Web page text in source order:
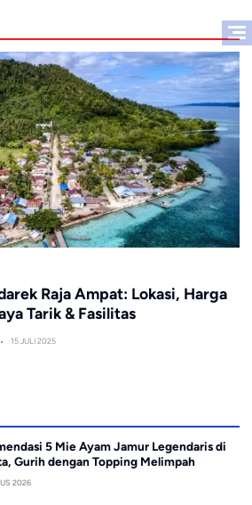
Raja Ampat: Lokasi, Harga
Tarik & Fasilitas
15 JULI 2025
5 Mie Ayam Jamur Legendaris di
Gurih dengan Topping Melimpah
2026